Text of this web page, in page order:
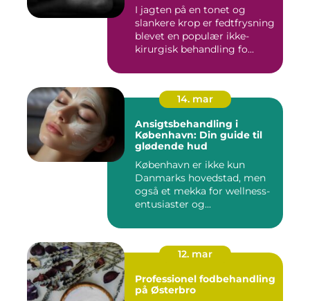
I jagten på en tonet og
slankere krop er fedtfrysning
blevet en populær ikke-
kirurgisk behandling fo...
14. mar
Ansigtsbehandling i
København: Din guide til
glødende hud
København er ikke kun
Danmarks hovedstad, men
også et mekka for wellness-
entusiaster og...
12. mar
Professionel fodbehandling
på Østerbro